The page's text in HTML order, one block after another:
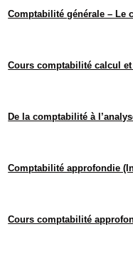
Comptabilité générale – Le
Cours comptabilité calcul
De la comptabilité à
Comptabilité approfondie
Cours comptabilité